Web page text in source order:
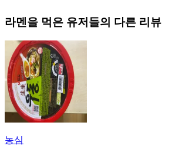
라멘 을 먹은 유저들의 다른 리뷰
농심